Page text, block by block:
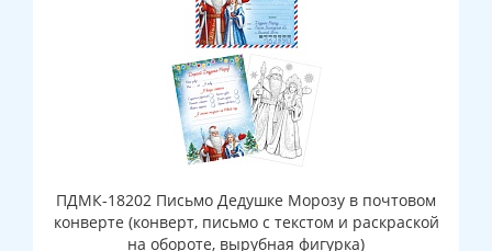
ПДМК-18202 Письмо Дедушке Морозу в почтовом
конверте (конверт, письмо с текстом и раскраской
на обороте, вырубная фигурка)